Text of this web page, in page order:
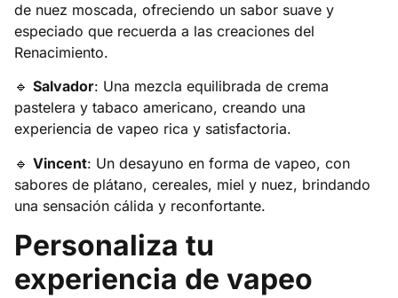
de nuez moscada, ofreciendo un sabor suave y
especiado que recuerda a las creaciones del
Renacimiento.
🔹 Salvador: Una mezcla equilibrada de crema
pastelera y tabaco americano, creando una
experiencia de vapeo rica y satisfactoria.
🔹 Vincent: Un desayuno en forma de vapeo, con
sabores de plátano, cereales, miel y nuez, brindando
una sensación cálida y reconfortante.
Personaliza tu
experiencia de vapeo